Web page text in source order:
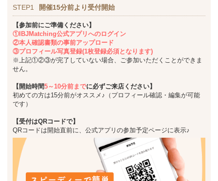
STEP1 開催15分前より受付開始
【参加前にご準備ください】
①IBJMatching公式アプリへのログイン
②本人確認書類の事前アップロード
③プロフィール写真登録(1枚登録必須となります)
※上記①②③が完了していない場合、ご参加いただくことができま
せん。
【開始時間5～10分前までに必ずご来店ください】
初めての方は15分前がオススメ♪（プロフィール確認・編集が可能
です）
【受付はQRコードで】
QRコードは開始直前に、公式アプリの参加予定ページに表示♪